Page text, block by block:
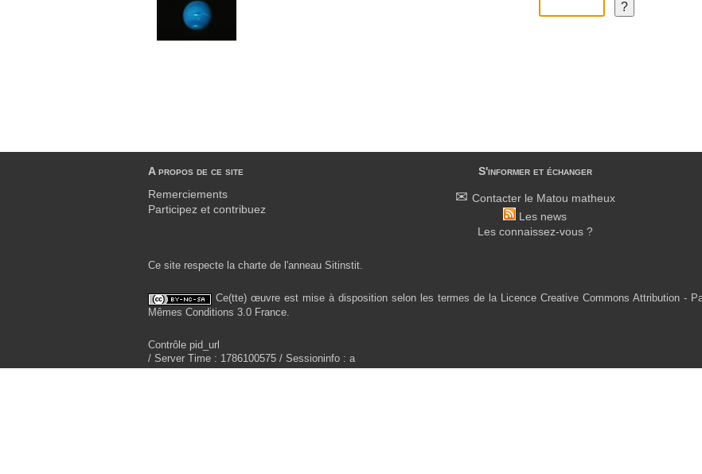
A propos de ce site
Remerciements
Participez et contribuez
S'informer et échanger
Contacter le Matou matheux
Les news
Les connaissez-vous ?
Ce site respecte la charte de l'anneau Sitinstit.
Ce(tte) œuvre est mise à disposition selon les termes de la Licence Creative Commons Attribution -
Mêmes Conditions 3.0 France.
Contrôle pid_url
/ Server Time : 1786100575 / Sessioninfo : a